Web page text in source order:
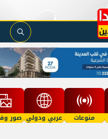
منوعات عربي ودولي صور